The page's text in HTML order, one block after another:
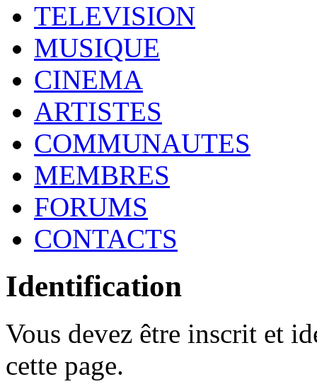
TELEVISION
MUSIQUE
CINEMA
ARTISTES
COMMUNAUTES
MEMBRES
FORUMS
CONTACTS
Identification
Vous devez être inscrit et
cette page.